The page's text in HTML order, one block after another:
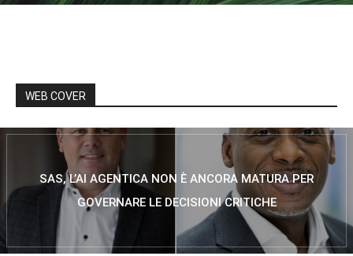
WEB COVER
SAS, L’AI AGENTICA NON È ANCORA MATURA PER
GOVERNARE LE DECISIONI CRITICHE